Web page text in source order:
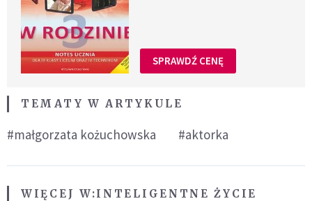
SPRAWDŹ CENĘ
TEMATY W ARTYKULE
#małgorzata kożuchowska #aktorka
WIĘCEJ W:INTELIGENTNE ŻYCIE